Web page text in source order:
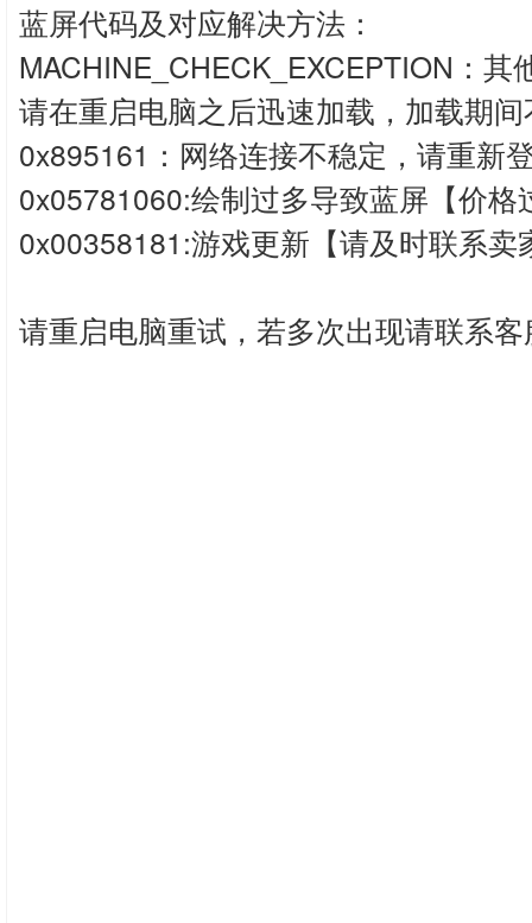
蓝屏代码及对应解决方法：
MACHINE_CHECK_EXCEPTION：
请在重启电脑之后迅速加载，加载期
0x895161：网络连接不稳定，请重新
0x05781060:绘制过多导致蓝屏【价
0x00358181:游戏更新【请及时联系卖
请重启电脑重试，若多次出现请联系